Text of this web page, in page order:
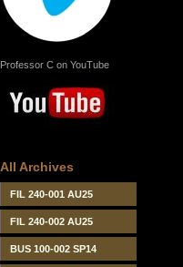
Professor C on YouTube
All Archives
FIL 240-001 AU25
FIL 240-002 AU25
BUS 100-002 SP14